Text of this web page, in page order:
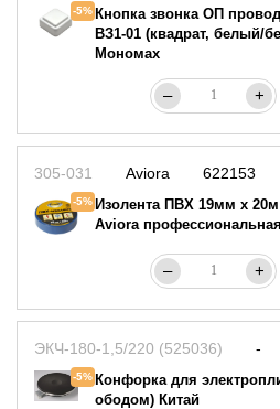
-5%Кнопка звонка ОП
ВЗ1-01 (квадрат, белый/
Мономах
– +
622153
305-031
-5%Изолента ПВХ 19мм х
Aviora профессиональная
Aviora
– +
ЭКЧ-180-1,5/220 (525036)
-5%Конфорка для
ободом) Китай
-